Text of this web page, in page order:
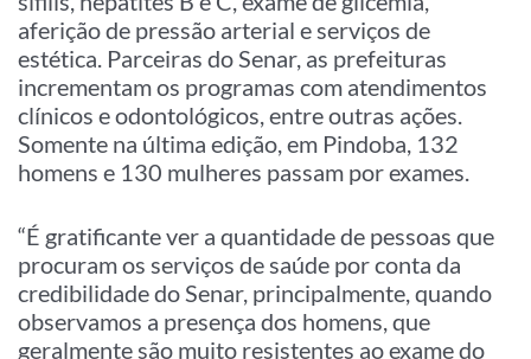
aferição de pressão arterial e serviços de
estética. Parceiras do Senar, as prefeituras
incrementam os programas com atendimentos
clínicos e odontológicos, entre outras ações.
Somente na última edição, em Pindoba, 132
homens e 130 mulheres passam por exames.
“É gratificante ver a quantidade de pessoas que
procuram os serviços de saúde por conta da
credibilidade do Senar, principalmente, quando
observamos a presença dos homens, que
geralmente são muito resistentes ao exame do